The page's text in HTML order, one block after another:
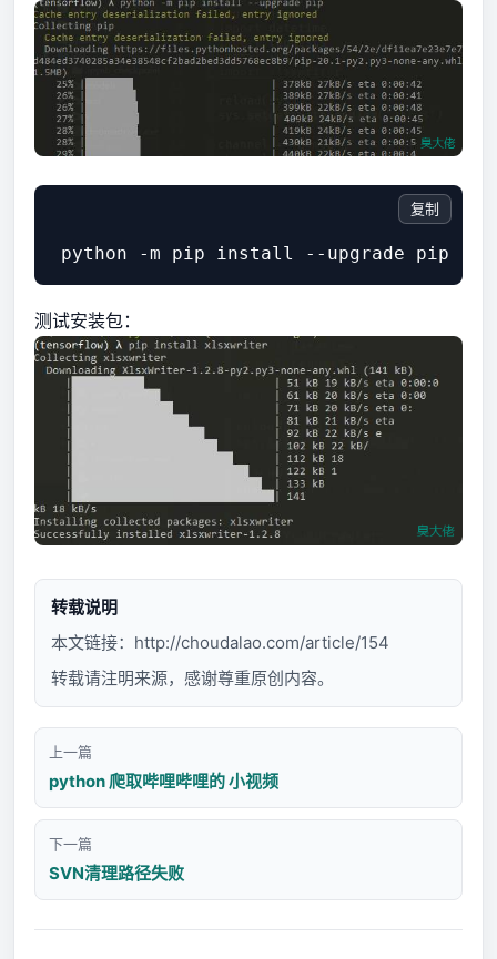
复制
测试安装包：
转载说明
本文链接： http://choudalao.com/article/154
转载请注明来源，感谢尊重原创内容。
上一篇
python 爬取哔哩哔哩的 小视频
下一篇
SVN清理路径失败